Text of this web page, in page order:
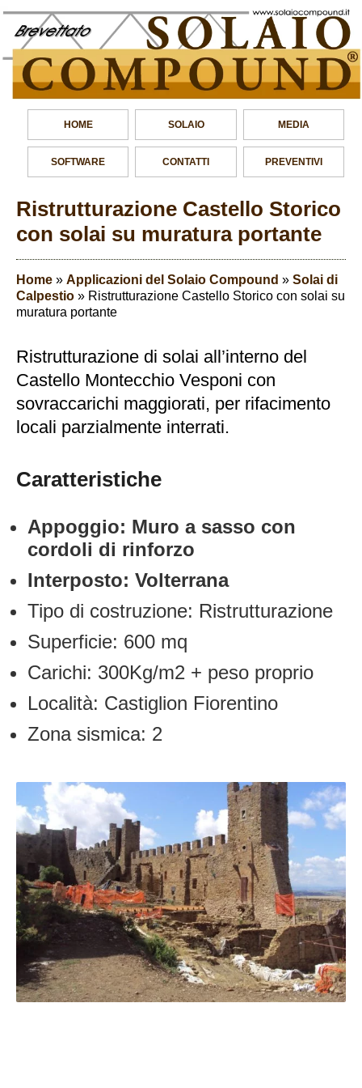
HOME SOLAIO MEDIA
SOFTWARE CONTATTI PREVENTIVI
Ristrutturazione Castello Storico
con solai su muratura portante
Home » Applicazioni del Solaio Compound » Solai di
Calpestio » Ristrutturazione Castello Storico con solai su
muratura portante
Ristrutturazione di solai all’interno del
Castello Montecchio Vesponi con
sovraccarichi maggiorati, per rifacimento
locali parzialmente interrati.
Caratteristiche
Appoggio: Muro a sasso con
cordoli di rinforzo
Interposto: Volterrana
Tipo di costruzione: Ristrutturazione
Superficie: 600 mq
Carichi: 300Kg/m2 + peso proprio
Località: Castiglion Fiorentino
Zona sismica: 2